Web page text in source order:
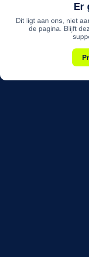
Er
Dit ligt aan ons, niet
de pagina. Blijft